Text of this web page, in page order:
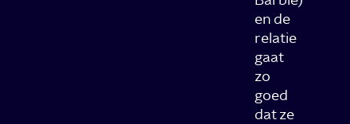
en de
relatie
gaat
zo
goed
dat ze